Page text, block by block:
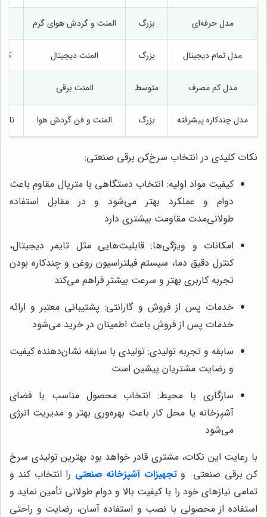
مدل حرفه‌ای بزرگ المنت و گردش هوای گرم
مدل تمام دیجیتال بزرگ المنت دیجیتال
مدل کم مصرف متوسط المنت برقی
مدل چندکاره پیشرفته بزرگ المنت و فن گردش هوا
نکات کلیدی در انتخاب سرخ‌کن برقی صنعتی:
کیفیت مواد اولیه: انتخاب دستگاهی با متریال مقاوم باعث
دوام و عملکرد بهتر می‌شود و در مقابل استفاده
طولانی‌مدت مقاومت بیشتری دارد
امکانات و ویژگی‌ها: قابلیت‌هایی مثل تایمر دیجیتال،
کنترل دقیق دما، سیستم فیلتراسیون روغن و چندکاره بودن
تجربه کاربری بهتر و سرعت بیشتر فراهم می‌کند
خدمات پس از فروش و گارانتی: پشتیبانی معتبر و ارائه
خدمات پس از فروش باعث اطمینان در خرید می‌شود
سابقه و تجربه تولیدی: تولیدی با سابقه نشان‌دهنده کیفیت
و رضایت مشتریان پیشین است
سازگاری با محیط: انتخاب محصول مناسب با فضای
آشپزخانه یا محل کار باعث بهره‌وری بهتر و مدیریت انرژی
می‌شود
با رعایت این نکات، مشتری قادر خواهد بود بهترین تولیدی سرخ
کن برقی صنعتی وتجهیزات آشپزخانه صنعتی را انتخاب کند و
تمامی نیازهای خود را با کیفیت بالا و دوام طولانی تأمین نماید و
استفاده از محصولی با نصب و استفاده آسان، رضایت و راحتی